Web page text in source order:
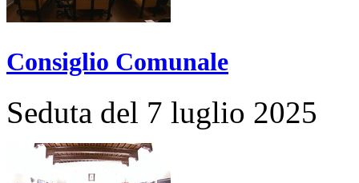
Consiglio Comunale
Seduta del 7 luglio 2025